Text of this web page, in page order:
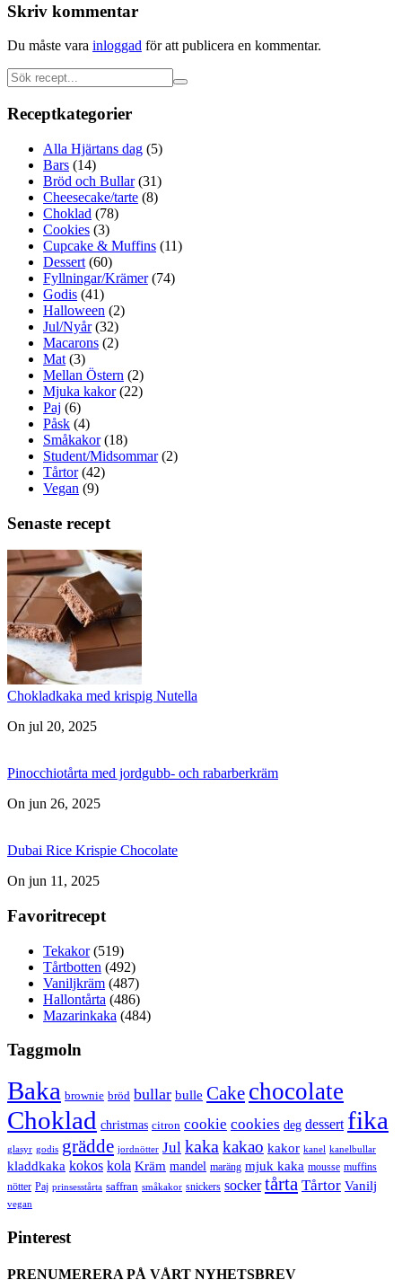
Skriv kommentar
Du måste vara inloggad för att publicera en kommentar.
Receptkategorier
Alla Hjärtans dag (5)
Bars (14)
Bröd och Bullar(31)
Cheesecake/tarte (8)
Choklad (78)
Cookies (3)
Cupcake & Muffins (11)
Dessert (60)
Fyllningar/Krämer(74)
Godis (41)
Halloween (2)
Jul/Nyår(32)
Macarons (2)
Mat (3)
Mellan Östern (2)
Mjuka kakor(22)
Paj (6)
Påsk (4)
Småkakor(18)
Student/Midsommar(2)
Tårtor(42)
Vegan (9)
Senaste recept
Chokladkaka med krispig Nutella
On jul 20, 2025
Pinocchiotårta med jordgubb- och rabarberkräm
On jun 26, 2025
Dubai Rice Krispie Chocolate
On jun 11, 2025
Favoritrecept
Tekakor(519)
Tårtbotten (492)
Vaniljkräm (487)
Hallontårta (486)
Mazarinkaka (484)
Taggmoln
Baka brownie bröd bullar bulle Cake chocolate
Choklad christmas citron cookie cookies deg dessert fika
glasyr godis grädde jordnötter Jul kaka kakao kakor kanel kanelbullar
kladdkaka kokos kola Kräm mandel maräng mjuk kaka mousse muffins
nötter Paj prinsesstårta saffran småkakor snickers socker tårta Tårtor Vanilj
vegan
Pinterest
PRENUMERERA PÅ VÅRT NYHETSBREV